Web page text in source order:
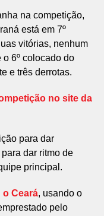
na competição,
está em 7º
vitórias, nenhum
o 6º colocado do
e três derrotas.
no site da
para dar
dar ritmo de
principal.
Ceará, usando o
pelo